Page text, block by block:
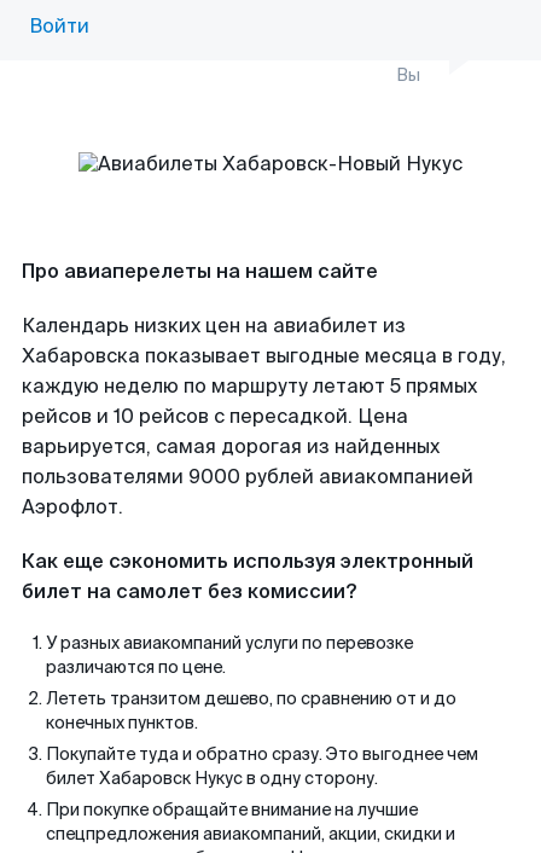
Войти
Вы
Про авиаперелеты на нашем сайте
Календарь низких цен на авиабилет из
Хабаровска показывает выгодные месяца в году,
каждую неделю по маршруту летают 5 прямых
рейсов и 10 рейсов с пересадкой. Цена
варьируется, самая дорогая из найденных
пользователями 9000 рублей авиакомпанией
Аэрофлот.
Как еще сэкономить используя электронный
билет на самолет без комиссии?
У разных авиакомпаний услуги по перевозке
различаются по цене.
Лететь транзитом дешево, по сравнению от и до
конечных пунктов.
Покупайте туда и обратно сразу. Это выгоднее чем
билет Хабаровск Нукус в одну сторону.
При покупке обращайте внимание на лучшие
спецпредложения авиакомпаний, акции, скидки и